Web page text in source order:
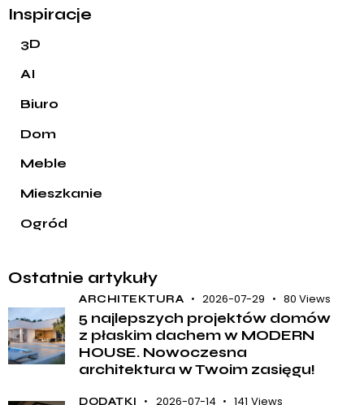
Inspiracje
3D
AI
Biuro
Dom
Meble
Mieszkanie
Ogród
Ostatnie artykuły
ARCHITEKTURA 2026-07-29 80 Views
5 najlepszych projektów domów
z płaskim dachem w MODERN
HOUSE. Nowoczesna
architektura w Twoim zasięgu!
DODATKI 2026-07-14 141 Views